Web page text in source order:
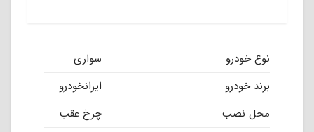
نوع خودرو
سواری
برند خودرو
ایرانخودرو
محل نصب
چرخ عقب